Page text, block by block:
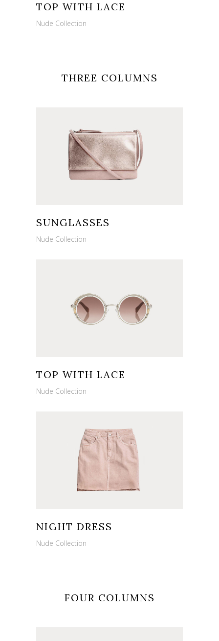
TOP WITH LACE
Nude Collection
THREE COLUMNS
SUNGLASSES
Nude Collection
TOP WITH LACE
Nude Collection
NIGHT DRESS
Nude Collection
FOUR COLUMNS